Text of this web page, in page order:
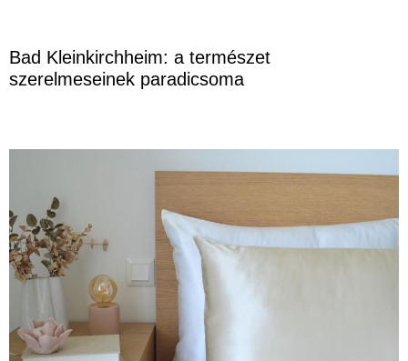
Bad Kleinkirchheim: a természet
szerelmeseinek paradicsoma